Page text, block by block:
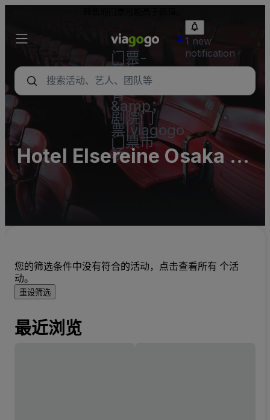
门票-
音乐
会，体
育
&amp；
剧院门
票|viagogo
门票市
场
1 new
notification
Hotel Elsereine Osaka -
Complex
您的筛选条件中没有符合的活动，点击查看所有 个活
动。
重设筛选
最近浏览